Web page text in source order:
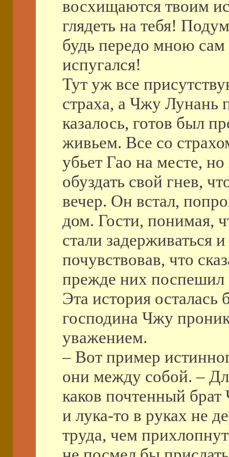
восхищаются твоим
глядеть на тебя!
будь передо мною сам
испугался!
Тут уж все
страха, а Чжу Лунань
казалось, готов был
живьем. Все со
убьет Гао на месте,
обуздать свой гнев,
вечер. Он встал,
дом. Гости, понимая,
стали задерживаться
почувствовав, что
прежде них поспешил
Эта история осталась
господина Чжу
уважением.
– Вот пример
они между собой. –
каков почтенный
и лука-то в руках не
труда, чем